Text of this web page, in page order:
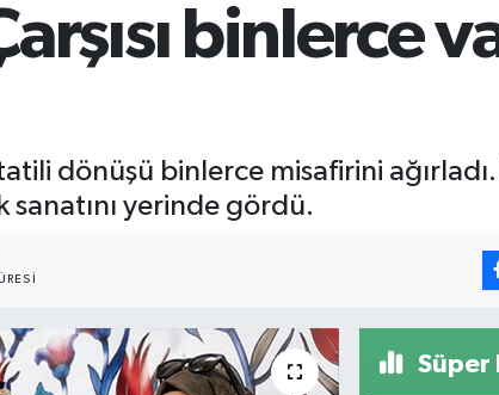
6660.55
0.03
BİST100
binlerce
dönüşü binlerce misafirini
sanatını yerinde gördü.
Süper